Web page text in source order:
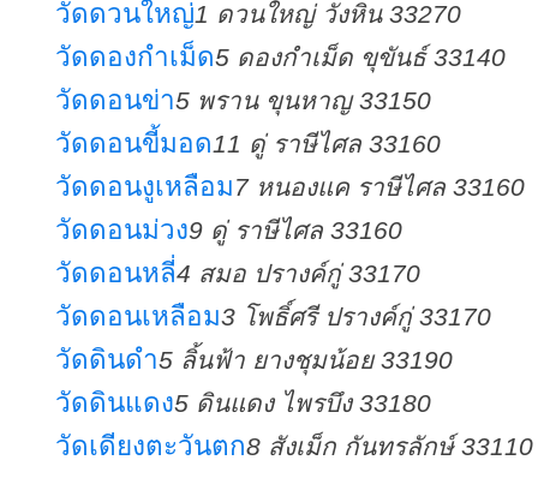
วัดดวนใหญ่1 ดวนใหญ่ วังหิน 33270
วัดดองกำเม็ด5 ดองกำเม็ด ขุขันธ์ 33140
วัดดอนข่า5 พราน ขุนหาญ 33150
วัดดอนขี้มอด11 ดู่ ราษีไศล 33160
วัดดอนงูเหลือม7 หนองแค ราษีไศล 33160
วัดดอนม่วง9 ดู่ ราษีไศล 33160
วัดดอนหลี่4 สมอ ปรางค์กู่ 33170
วัดดอนเหลือม3 โพธิ์ศรี ปรางค์กู่ 33170
วัดดินดำ5 ลิ้นฟ้า ยางชุมน้อย 33190
วัดดินแดง5 ดินแดง ไพรบึง 33180
วัดเดียงตะวันตก8 สังเม็ก กันทรลักษ์ 33110